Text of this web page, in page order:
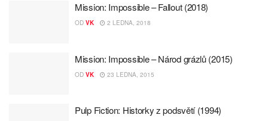
Mission: Impossible – Fallout (2018)
OD VK 2 LEDNA, 2018
Mission: Impossible – Národ grázlů (2015)
OD VK 23 LEDNA, 2015
Pulp Fiction: Historky z podsvětí (1994)